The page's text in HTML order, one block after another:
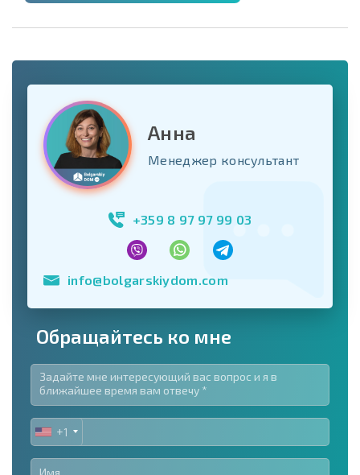
Анна
Менеджер консультант
+359 8 97 97 99 03
info@bolgarskiydom.com
Обращайтесь ко мне
UNITED
STATES
+1
+1